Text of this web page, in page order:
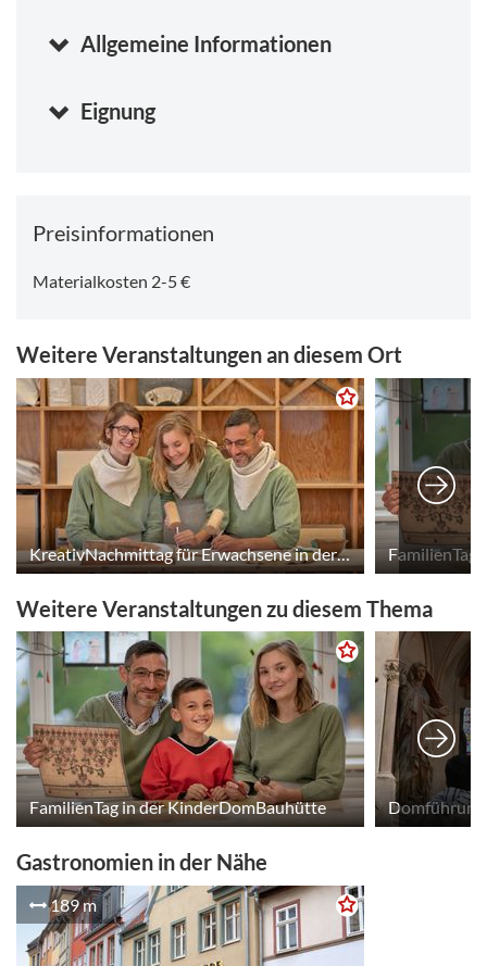
Allgemeine Informationen
Eignung
Preisinformationen
Materialkosten 2-5 €
Weitere Veranstaltungen an diesem Ort
KreativNachmittag für Erwachsene in der KinderDomBauhütte
Weitere Veranstaltungen zu diesem Thema
FamilienTag in der KinderDomBauhütte
Gastronomien in der Nähe
189 m